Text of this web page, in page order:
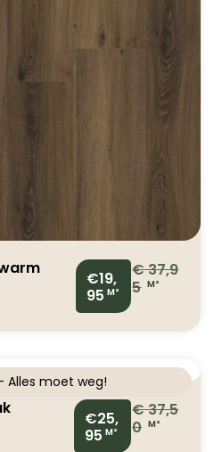
€19,
95 M²
€37,9
5 M²
Alles moet weg!
€25,
95 M²
€37,5
0 M²